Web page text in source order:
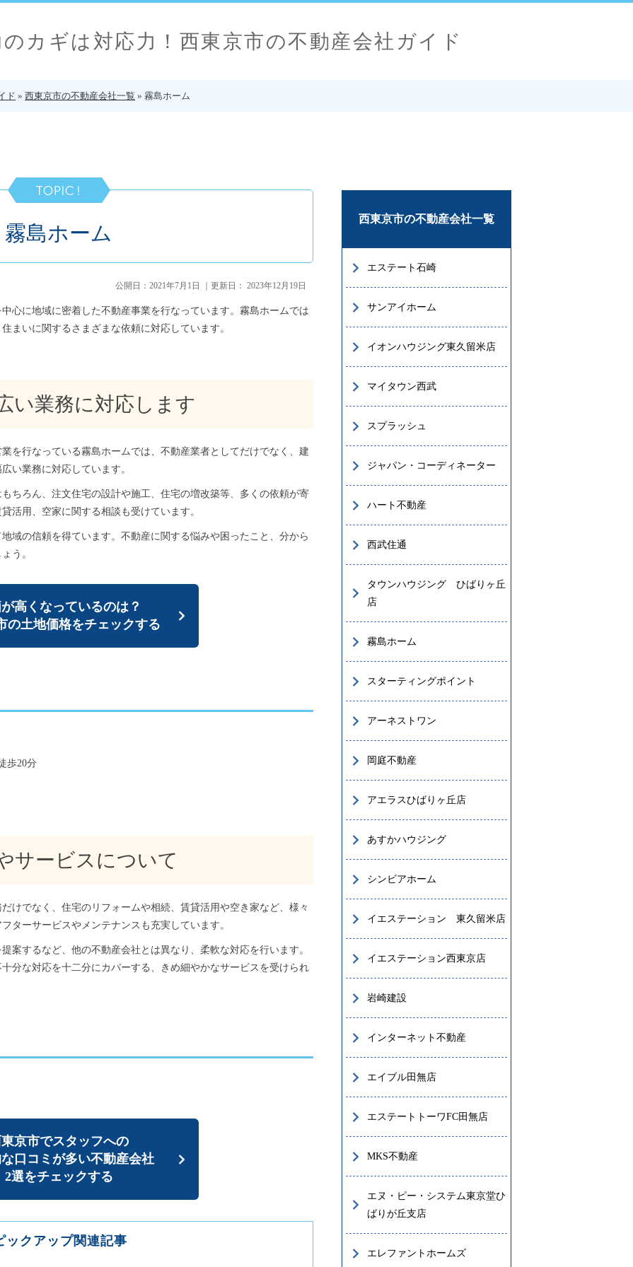
のカギは対応力！西東京市の不動産会社ガイド
ド » 西東京市の不動産会社一覧 » 霧島ホーム
霧島ホーム
公開日： 2021年7月1日 ｜更新日： 2023年12月19日
心に地域に密着した不動産事業を行なっています。霧島ホームでは
まいに関するさまざまな依頼に対応しています。
い業務に対応します
を行なっている霧島ホームでは、不動産業者としてだけでなく、建
い業務に対応しています。
ちろん、注文住宅の設計や施工、住宅の増改築等、多くの依頼が寄
活用、空家に関する相談も受けています。
域の信頼を得ています。不動産に関する悩みや困ったこと、分から
う。
高くなっているのは？
の土地価格をチェックする
歩20分
サービスについて
けでなく、住宅のリフォームや相続、賃貸活用や空き家など、様々
ターサービスやメンテナンスも充実しています。
案するなど、他の不動産会社とは異なり、柔軟な対応を行います。
分な対応を十二分にカバーする、きめ細やかなサービスを受けられ
京市でスタッフへの
口コミが多い不動産会社
2選をチェックする
ックアップ関連記事
西東京市の不動産会社一覧
エステート石崎
サンアイホーム
イオンハウジング東久留米店
マイタウン西武
スプラッシュ
ジャパン・コーディネーター
ハート不動産
西武住通
タウンハウジング ひばりヶ丘
店
霧島ホーム
スターティングポイント
アーネストワン
岡庭不動産
アエラスひばりヶ丘店
あすかハウジング
シンビアホーム
イエステーション 東久留米店
イエステーション西東京店
岩崎建設
インターネット不動産
エイブル田無店
エステートトーワFC田無店
MKS不動産
エヌ・ピー・システム東京堂ひ
ばりが丘支店
エレファントホームズ